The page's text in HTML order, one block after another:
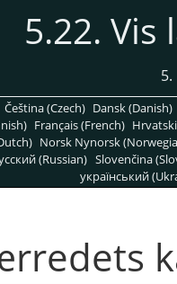
5.22.
Čeština (Czech) Dansk (Danish)
Français (French)
Norsk Nynorsk
(Russian) Slovenčina
український